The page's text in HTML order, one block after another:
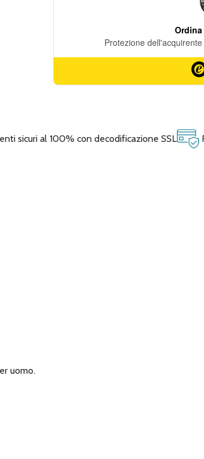
sicuri al 100% con decodificazione SSL
uomo.